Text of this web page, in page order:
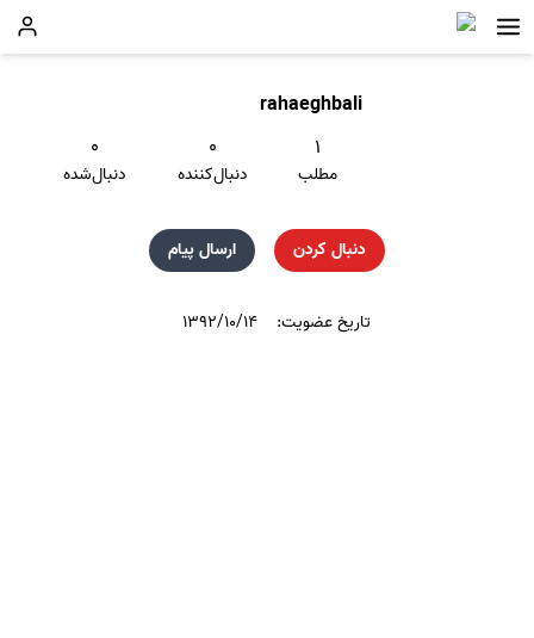
rahaeghbali
۱
مطلب
۰
دنبال‌کننده
۰
دنبال‌شده
دنبال کردن ارسال پیام
تاریخ عضویت: ۱۳۹۲/۱۰/۱۴